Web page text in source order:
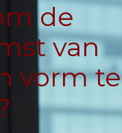
de
van
vorm te